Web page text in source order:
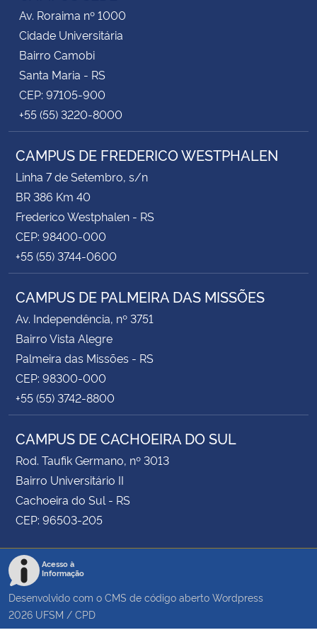
Av. Roraima nº 1000
Cidade Universitária
Bairro Camobi
Santa Maria - RS
CEP: 97105-900
+55 (55) 3220-8000
CAMPUS DE FREDERICO WESTPHALEN
Linha 7 de Setembro, s/n
BR 386 Km 40
Frederico Westphalen - RS
CEP: 98400-000
+55 (55) 3744-0600
CAMPUS DE PALMEIRA DAS MISSÕES
Av. Independência, nº 3751
Bairro Vista Alegre
Palmeira das Missões - RS
CEP: 98300-000
+55 (55) 3742-8800
CAMPUS DE CACHOEIRA DO SUL
Rod. Taufik Germano, nº 3013
Bairro Universitário II
Cachoeira do Sul - RS
CEP: 96503-205
Acesso à
Informação
Desenvolvido com o CMS de código aberto Wordpress
2026 UFSM / CPD